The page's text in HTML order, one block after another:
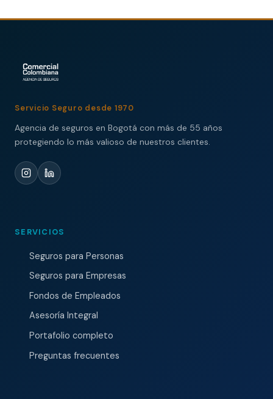
Servicio Seguro desde 1970
Agencia de seguros en Bogotá con más de 55 años
protegiendo lo más valioso de nuestros clientes.
SERVICIOS
Seguros para Personas
Seguros para Empresas
Fondos de Empleados
Asesoría Integral
Portafolio completo
Preguntas frecuentes